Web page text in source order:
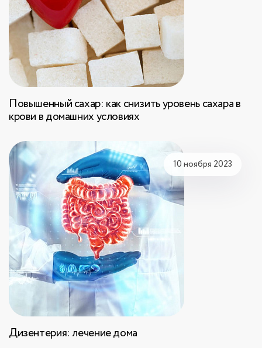
Повышенный сахар: как снизить уровень сахара в
крови в домашних условиях
10 ноября 2023
Дизентерия: лечение дома